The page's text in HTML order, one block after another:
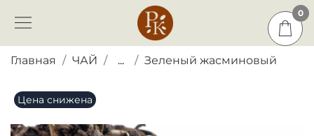
0
Главная ЧАЙ ... Зеленый жасминовый
Цена снижена
0